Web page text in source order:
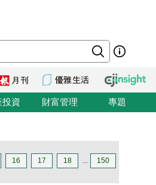
投資 財富管理 專題
16 17 18 ... 150